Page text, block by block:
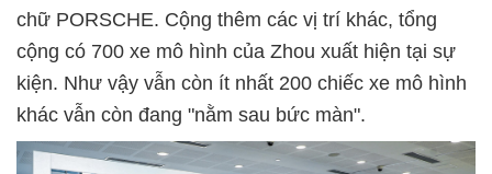
chữ PORSCHE. Cộng thêm các vị trí khác, tổng
cộng có 700 xe mô hình của Zhou xuất hiện tại sự
kiện. Như vậy vẫn còn ít nhất 200 chiếc xe mô hình
khác vẫn còn đang "nằm sau bức màn".